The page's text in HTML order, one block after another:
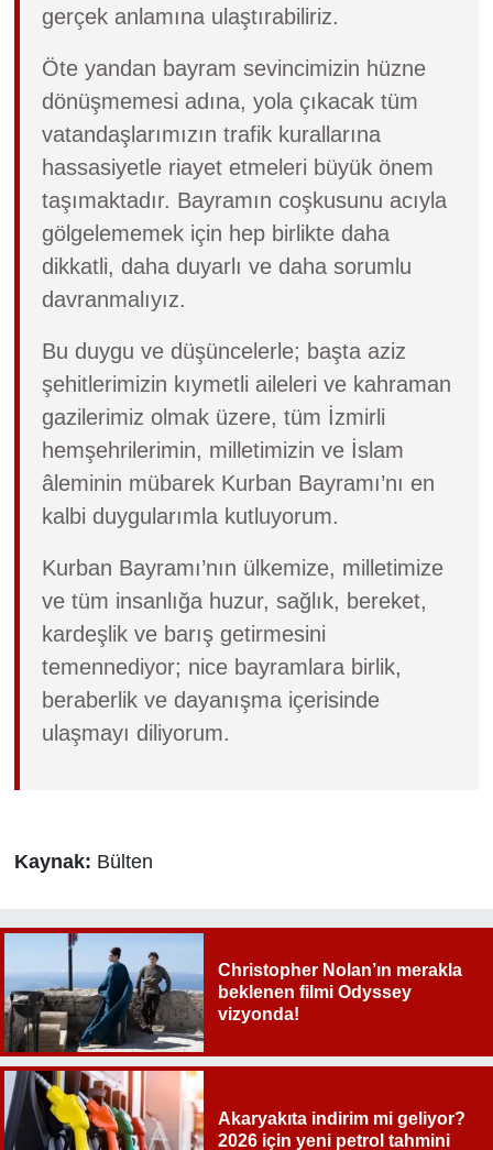
gerçek anlamına ulaştırabiliriz.
Öte yandan bayram sevincimizin hüzne
dönüşmemesi adına, yola çıkacak tüm
vatandaşlarımızın trafik kurallarına
hassasiyetle riayet etmeleri büyük önem
taşımaktadır. Bayramın coşkusunu acıyla
gölgelememek için hep birlikte daha
dikkatli, daha duyarlı ve daha sorumlu
davranmalıyız.
Bu duygu ve düşüncelerle; başta aziz
şehitlerimizin kıymetli aileleri ve kahraman
gazilerimiz olmak üzere, tüm İzmirli
hemşehrilerimin, milletimizin ve İslam
âleminin mübarek Kurban Bayramı’nı en
kalbi duygularımla kutluyorum.
Kurban Bayramı’nın ülkemize, milletimize
ve tüm insanlığa huzur, sağlık, bereket,
kardeşlik ve barış getirmesini
temennediyor; nice bayramlara birlik,
beraberlik ve dayanışma içerisinde
ulaşmayı diliyorum.
Kaynak: Bülten
Christopher Nolan’ın merakla
beklenen filmi Odyssey
vizyonda!
Akaryakıta indirim mi geliyor?
2026 için yeni petrol tahmini